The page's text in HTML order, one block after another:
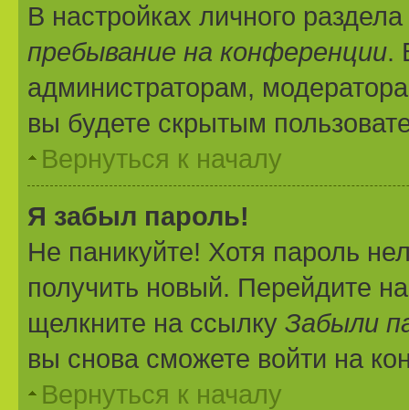
В настройках личного
пребывание на конференции.
администраторам,
вы будете скрытым
Вернуться к началу
Я забыл пароль!
Не паникуйте! Хотя пароль
получить новый. Перейдите
щелкните на ссылку Забыли
вы снова сможете войти на
Вернуться к началу